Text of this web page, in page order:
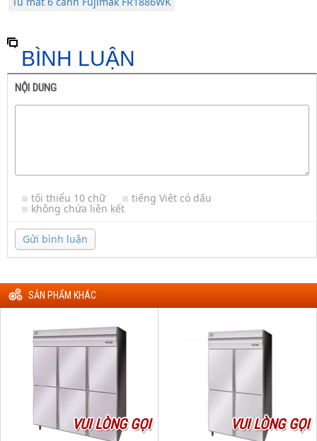
BÌNH LUẬN
NỘI DUNG
tối thiểu 10 chữ tiếng Việt có dấu
không chứa liên kết
Gửi bình luận
SẢN PHẨM KHÁC
VUI LÒNG GỌI VUI LÒNG GỌI